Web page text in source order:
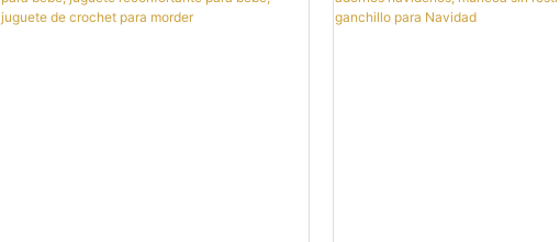
propia fábrica en China, lo que nos